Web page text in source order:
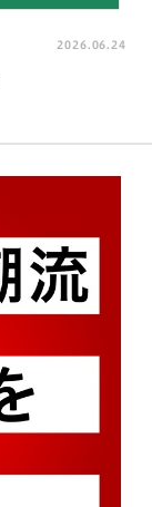
2026.06.24